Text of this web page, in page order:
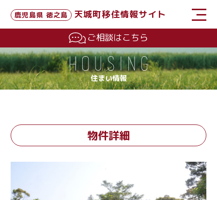
鹿児島県 徳之島
天城町移住情報サイト
ご相談はこちら
住まい情報
物件詳細